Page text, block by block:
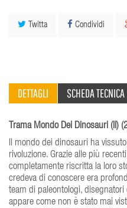
Twitta Condividi
DETTAGLI SCHEDA TECNICA
Trama Mondo Dei Dinosauri (Il)
Il mondo dei dinosauri ha
rivoluzione. Grazie alle più
completamente riscritta la loro
credeva di conoscere era
team di paleontologi,
appare come non è stato mai